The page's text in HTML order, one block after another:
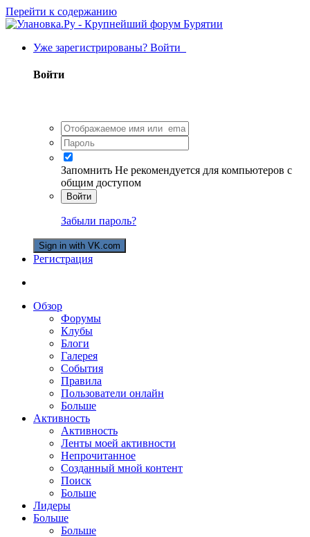
Перейти к содержанию
Уже зарегистрированы? Войти
Войти
Запомнить Не рекомендуется для компьютеров с
общим доступом
Войти
Забыли пароль?
Sign in with VK.com
Регистрация
Обзор
Форумы
Клубы
Блоги
Галерея
События
Правила
Пользователи онлайн
Больше
Активность
Активность
Ленты моей активности
Непрочитанное
Созданный мной контент
Поиск
Больше
Лидеры
Больше
Больше